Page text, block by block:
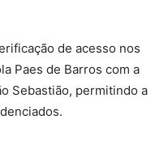
de acesso nos
Paes de Barros com a
Sebastião, permitindo a